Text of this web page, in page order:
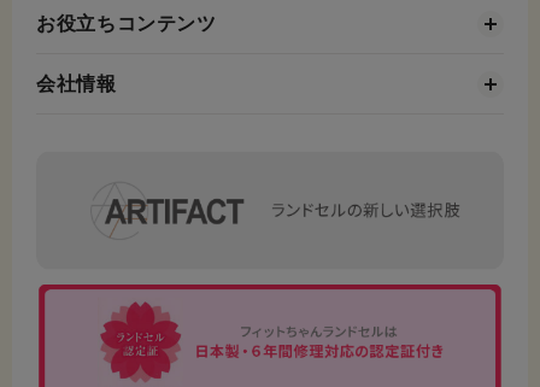
お役立ちコンテンツ
会社情報